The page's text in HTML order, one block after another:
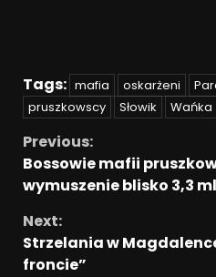
Tags: mafia oskarżeni
pruszkowscy
Słowik Wańka
Previous:
Bossowie mafii
wymuszenie blisko 3,3
Next:
Strzelania w
froncie”